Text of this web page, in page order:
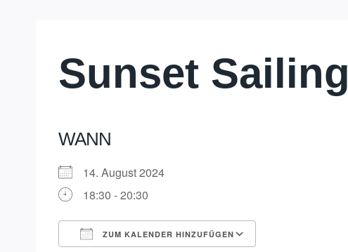
Sunset Sailing
WANN
14. August 2024
18:30 - 20:30
ZUM KALENDER HINZUFÜGEN